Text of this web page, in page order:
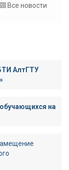
Все новости
АлтГТУ
на